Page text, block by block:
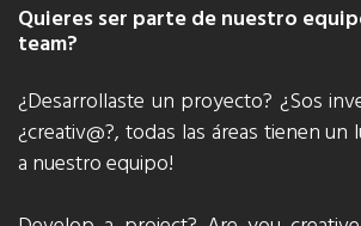
Quieres ser parte de nuestro
team?
¿Desarrollaste un proyecto? ¿Sos
¿creativ@?, todas las áreas tienen un
a nuestro equipo!